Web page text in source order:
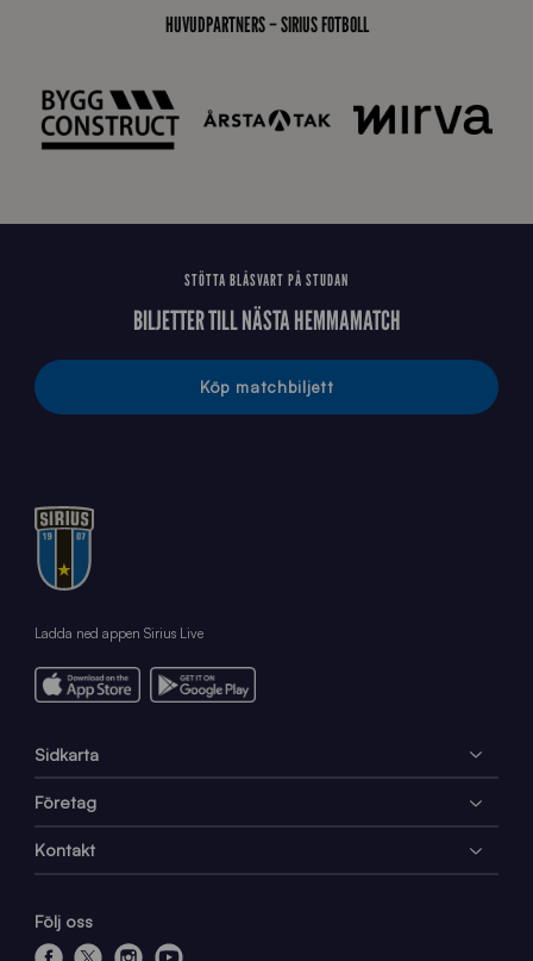
2
0
2
HUVUDPARTNERS – SIRIUS FOTBOLL
STÖTTA BLÅSVART PÅ STUDAN
BILJETTER TILL NÄSTA HEMMAMATCH
Köp matchbiljett
Ladda ned appen Sirius Live
Sidkarta
Företag
Kontakt
Följ oss